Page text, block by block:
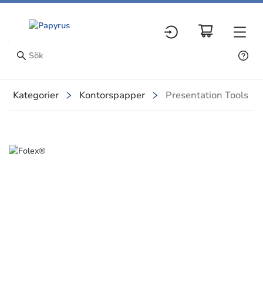
Kategorier Kontorspapper Presentation Tools
Slide 1 of 1